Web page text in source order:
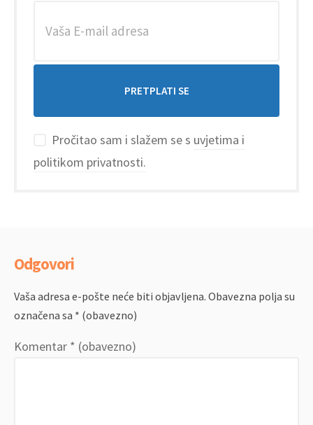
Pročitao sam i slažem se s uvjetima i
politikom privatnosti.
Odgovori
Vaša adresa e-pošte neće biti objavljena. Obavezna polja su
označena sa * (obavezno)
Komentar * (obavezno)